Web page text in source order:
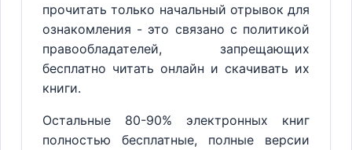
прочитать только начальный отрывок для
ознакомления - это связано с политикой
правообладателей, запрещающих
бесплатно читать онлайн и скачивать их
книги.
Остальные 80-90% электронных книг
полностью бесплатные, полные версии